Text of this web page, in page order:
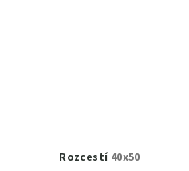
Rozcestí 40x50